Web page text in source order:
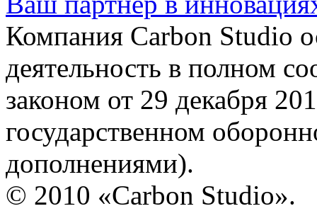
Компания Carbon Studio
деятельность в полном
законом от 29 декабря
государственном
дополнениями).
© 2010 «Carbon Studio».